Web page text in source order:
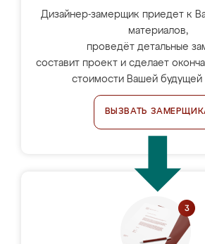
Дизайнер-замерщик приедет к
материалов,
проведёт детальные
составит проект и сделает
стоимости Вашей будущей
ВЫЗВАТЬ